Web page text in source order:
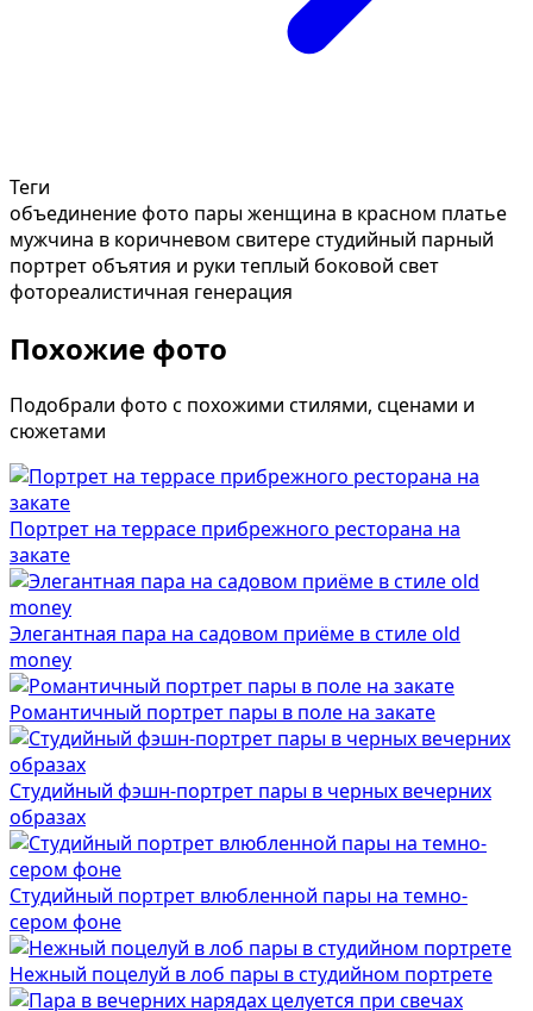
Теги
объединение фото парыженщина в красном платье
мужчина в коричневом свитерестудийный парный
портретобъятия и руки теплый боковой свет
фотореалистичная генерация
Похожие фото
Подобрали фото с похожими стилями, сценами и
сюжетами
Портрет на террасе прибрежного ресторана на
закате
Элегантная пара на садовом приёме в стиле old
money
Романтичный портрет пары в поле на закате
Студийный фэшн-портрет пары в черных вечерних
образах
Студийный портрет влюбленной пары на темно-
сером фоне
Нежный поцелуй в лоб пары в студийном портрете